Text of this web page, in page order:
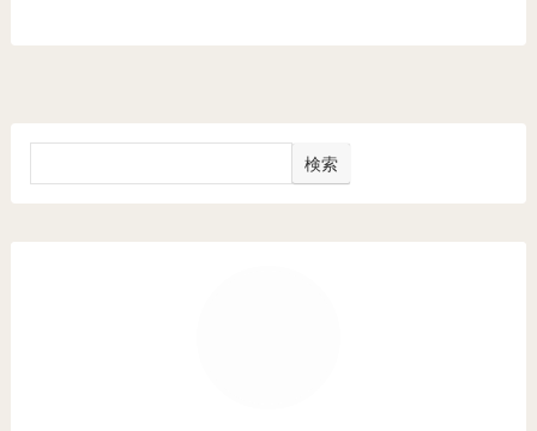
検索